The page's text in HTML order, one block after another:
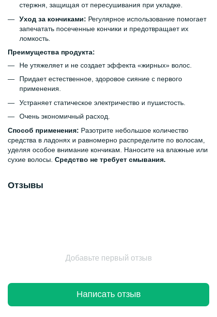
стержня, защищая от пересушивания при укладке.
Уход за кончиками: Регулярное использование помогает
запечатать посеченные кончики и предотвращает их
ломкость.
Преимущества продукта:
Не утяжеляет и не создает эффекта «жирных» волос.
Придает естественное, здоровое сияние с первого
применения.
Устраняет статическое электричество и пушистость.
Очень экономичный расход.
Способ применения: Разотрите небольшое количество
средства в ладонях и равномерно распределите по волосам,
уделяя особое внимание кончикам. Наносите на влажные или
сухие волосы. Средство не требует смывания.
Отзывы
Добавьте первый отзыв
Написать отзыв